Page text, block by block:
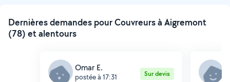
Dernières demandes pour Couvreurs à Aigremont
(78) et alentours
Omar E.
postée à 17:31 Sur devis